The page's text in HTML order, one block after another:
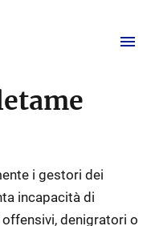
i gestori dei
incapacità di
denigratori o